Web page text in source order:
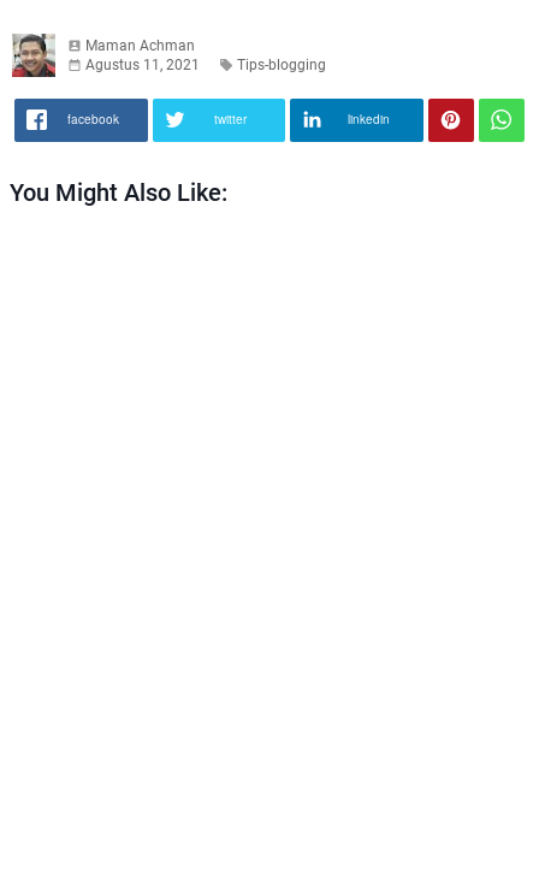
Maman Achman
Agustus 11, 2021
Tips-blogging
facebook twitter linkedin
You Might Also Like: